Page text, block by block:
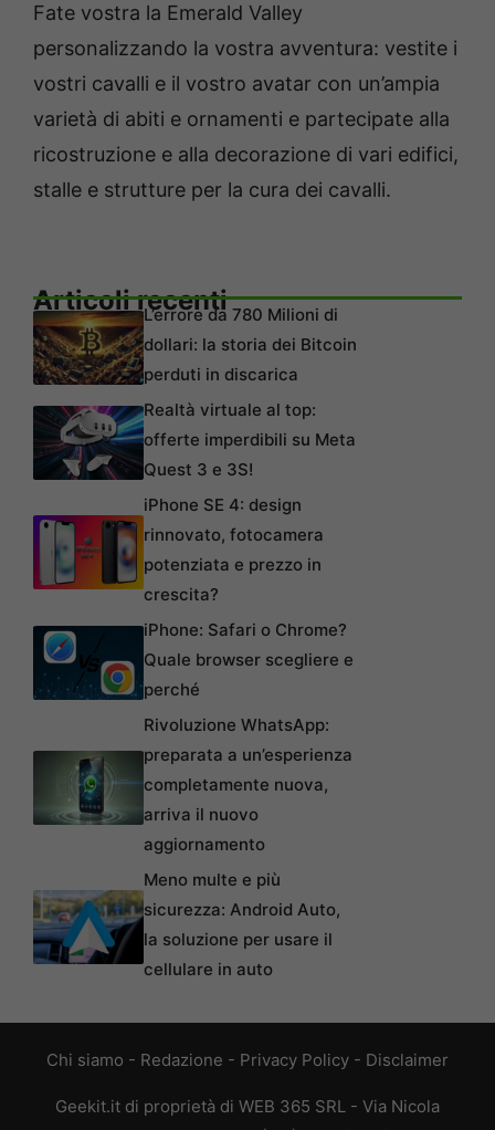
Fate vostra la Emerald Valley
personalizzando la vostra avventura: vestite i
vostri cavalli e il vostro avatar con un’ampia
varietà di abiti e ornamenti e partecipate alla
ricostruzione e alla decorazione di vari edifici,
stalle e strutture per la cura dei cavalli.
Articoli recentiL’errore da 780 Milioni di
dollari: la storia dei Bitcoin
perduti in discarica
Realtà virtuale al top:
offerte imperdibili su Meta
Quest 3 e 3S!
iPhone SE 4: design
rinnovato, fotocamera
potenziata e prezzo in
crescita?
iPhone: Safari o Chrome?
Quale browser scegliere e
perché
Rivoluzione WhatsApp:
preparata a un’esperienza
completamente nuova,
arriva il nuovo
aggiornamento
Meno multe e più
sicurezza: Android Auto,
la soluzione per usare il
cellulare in auto
Chi siamo - Redazione - Privacy Policy - Disclaimer
Geekit.it di proprietà di WEB 365 SRL - Via Nicola